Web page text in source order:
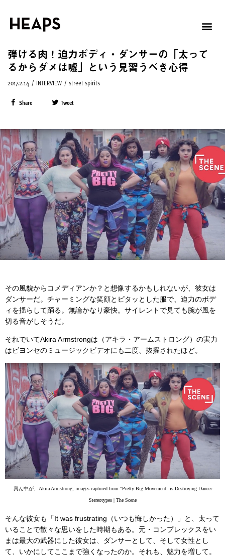
弾ける肉！迫力ボディ・ダンサーの「太って
るからダメは嘘」という見習うべき心得
2017.2.14 / INTERVIEW / street spirits
Share Tweet
その風貌からコメディアンか？と想像するかもしれないが、彼女は
ダンサーだ。チャーミングな笑顔とピタッとした服で、迫力のボデ
ィを揺らして踊る。無論かなり豪快。サイレントで見ても腕が風を
切る音がしそうだ。
それでいてAkira Armstrongは（アキラ・アームストロング）の実力
はビヨンセのミュージックビデオにも二度、抜擢されたほど。
真ん中が、Akira Armstrong, images captured from “Pretty Big Movement” is Destroying Dancer
Stereotypes | The Scene
そんな彼女も「It was frustrating（いつも悔しかった）」と、太って
いることで散々な思いをした時期もある。元・コンプレックスをい
まは最大の武器にした彼女は、ダンサーとして、そして女性とし
て、いかにしてここまで強くなったのか。それも、魅力を増して。